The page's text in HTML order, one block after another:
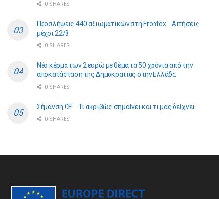
0 SHARES
Προσλήψεις 440 αξιωματικών στη Frontex… Αιτήσεις
μέχρι 22/8
0 SHARES
Νέο κέρμα των 2 ευρώ με θέμα τα 50 χρόνια από την
αποκατάσταση της Δημοκρατίας στην Ελλάδα
0 SHARES
Σήμανση CE… Τι ακριβώς σημαίνει και τι μας δείχνει
0 SHARES